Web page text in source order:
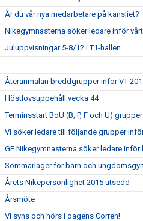
Är du vår nya medarbetare på kansliet?
Nikegymnasterna söker ledare inför
Juluppvisningar 5-8/12 i T1-hallen
Återanmälan breddgrupper inför VT
Höstlovsuppehåll vecka 44
Terminsstart BoU (B, P, F och U)
Vi söker ledare till följande grupper
GF Nikegymnasterna söker ledare inför
Sommarläger för barn och
Årets Nikepersonlighet 2015 utsedd
Årsmöte
Vi syns och hörs i dagens Corren!